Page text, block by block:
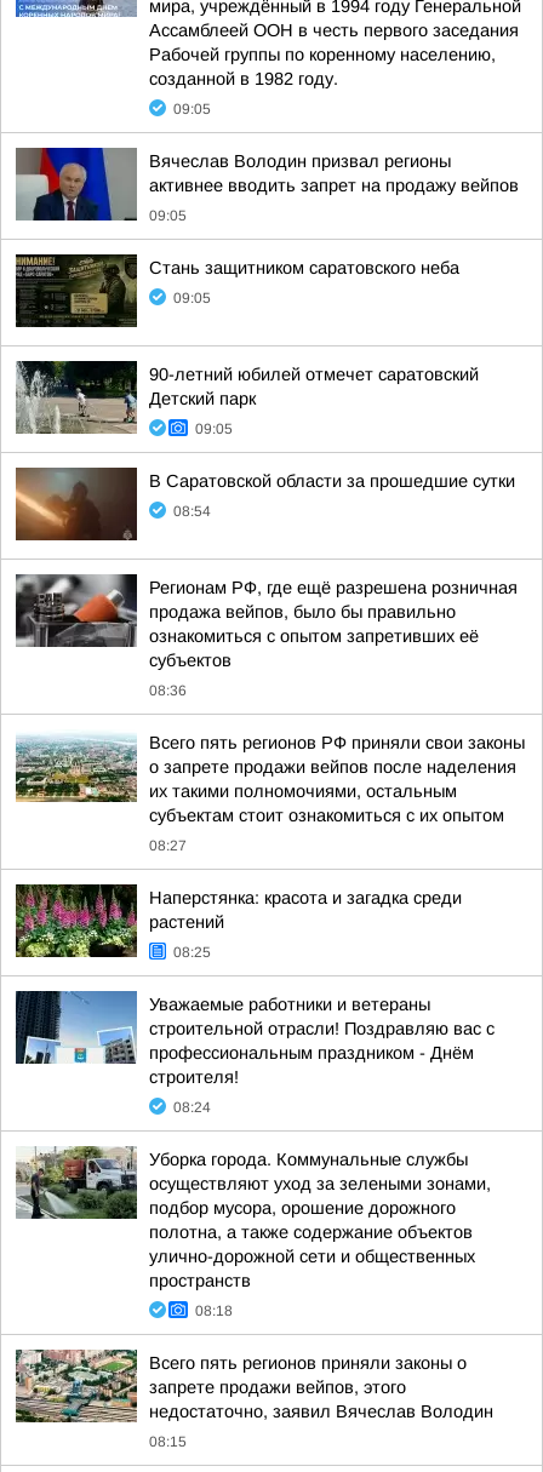
мира, учреждённый в 1994 году Генеральной
Ассамблеей ООН в честь первого заседания
Рабочей группы по коренному населению,
созданной в 1982 году.
09:05
Вячеслав Володин призвал регионы
активнее вводить запрет на продажу вейпов
09:05
Стань защитником саратовского неба
09:05
90-летний юбилей отмечет саратовский
Детский парк
09:05
В Саратовской области за прошедшие сутки
08:54
Регионам РФ, где ещё разрешена розничная
продажа вейпов, было бы правильно
ознакомиться с опытом запретивших её
субъектов
08:36
Всего пять регионов РФ приняли свои законы
о запрете продажи вейпов после наделения
их такими полномочиями, остальным
субъектам стоит ознакомиться с их опытом
08:27
Наперстянка: красота и загадка среди
растений
08:25
Уважаемые работники и ветераны
строительной отрасли! Поздравляю вас с
профессиональным праздником - Днём
строителя!
08:24
Уборка города. Коммунальные службы
осуществляют уход за зелеными зонами,
подбор мусора, орошение дорожного
полотна, а также содержание объектов
улично-дорожной сети и общественных
пространств
08:18
Всего пять регионов приняли законы о
запрете продажи вейпов, этого
недостаточно, заявил Вячеслав Володин
08:15